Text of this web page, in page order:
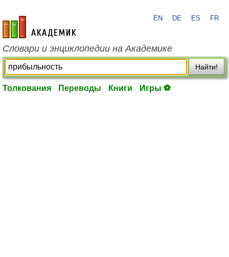
academic.ru
EN DE ES FR
Словари и энциклопедии на Академике
Найти!
Толкования Переводы Книги Игры ⚽